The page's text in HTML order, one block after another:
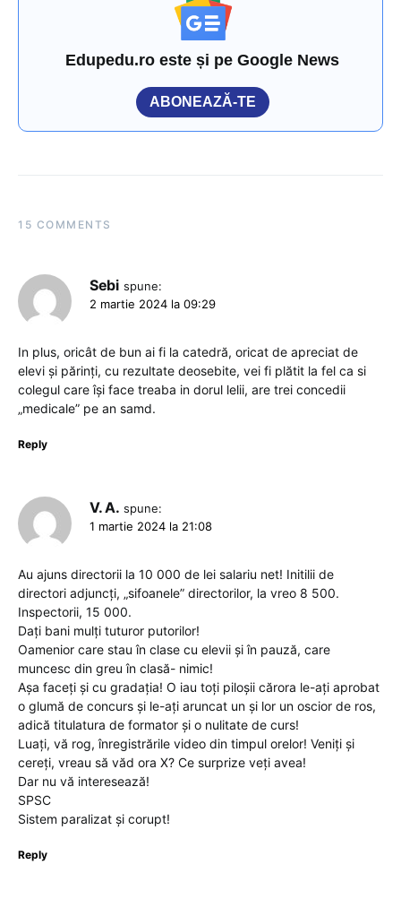
Edupedu.ro este și pe Google News
ABONEAZĂ-TE
15 COMMENTS
Sebi spune:
2 martie 2024 la 09:29
In plus, oricât de bun ai fi la catedră, oricat de apreciat de
elevi și părinți, cu rezultate deosebite, vei fi plătit la fel ca si
colegul care își face treaba in dorul lelii, are trei concedii
„medicale” pe an samd.
Reply
V. A. spune:
1 martie 2024 la 21:08
Au ajuns directorii la 10 000 de lei salariu net! Initilii de
directori adjuncți, „sifoanele” directorilor, la vreo 8 500.
Inspectorii, 15 000.
Dați bani mulți tuturor putorilor!
Oamenior care stau în clase cu elevii și în pauză, care
muncesc din greu în clasă- nimic!
Așa faceți și cu gradația! O iau toți piloșii cărora le-ați aprobat
o glumă de concurs și le-ați aruncat un și lor un oscior de ros,
adică titulatura de formator și o nulitate de curs!
Luați, vă rog, înregistrările video din timpul orelor! Veniți și
cereți, vreau să văd ora X? Ce surprize veți avea!
Dar nu vă interesează!
SPSC
Sistem paralizat și corupt!
Reply